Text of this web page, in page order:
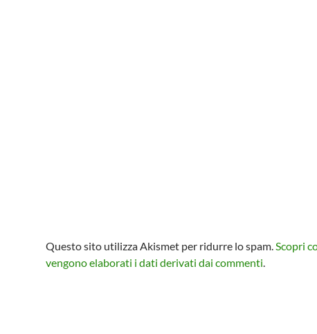
Questo sito utilizza Akismet per ridurre lo spam.Scopri
vengono elaborati i dati derivati dai commenti.